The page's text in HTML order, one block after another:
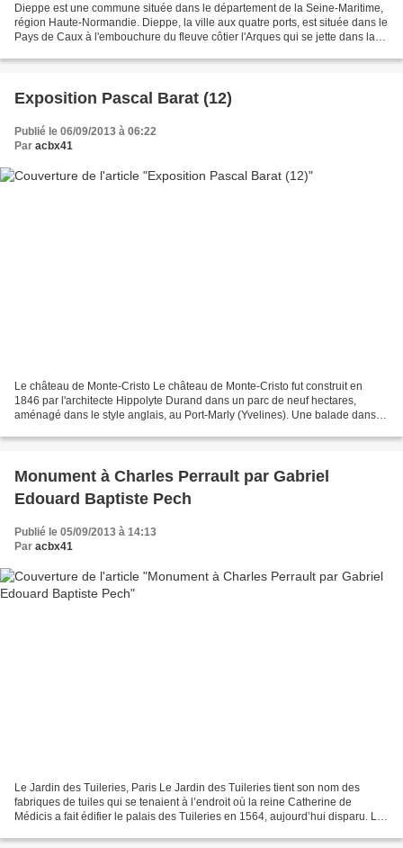
Dieppe est une commune située dans le département de la Seine-Maritime,
région Haute-Normandie. Dieppe, la ville aux quatre ports, est située dans le
Pays de Caux à l'embouchure du fleuve côtier l'Arques qui se jette dans la
Exposition Pascal Barat (12)
Publié le 06/09/2013 à 06:22
Par acbx41
Le château de Monte-Cristo Le château de Monte-Cristo fut construit en
1846 par l'architecte Hippolyte Durand dans un parc de neuf hectares,
aménagé dans le style anglais, au Port-Marly (Yvelines). Une balade dans le
Monument à Charles Perrault par Gabriel
Edouard Baptiste Pech
Publié le 05/09/2013 à 14:13
Par acbx41
Le Jardin des Tuileries, Paris Le Jardin des Tuileries tient son nom des
fabriques de tuiles qui se tenaient à l’endroit où la reine Catherine de
Médicis a fait édifier le palais des Tuileries en 1564, aujourd’hui disparu. Le